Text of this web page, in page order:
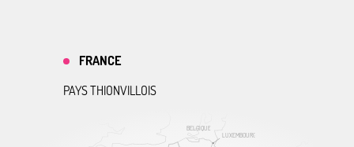
BELGIQUE
LUXEMBOURG
FRANCE
PAYS THIONVILLOIS